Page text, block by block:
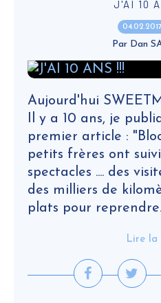
J'AI 10
04.02.2017
Par Dan
Aujourd'hui
Il y a 10 ans, je
premier article :
petits frères ont suivi
spectacles .... des
des milliers de
plats pour
Lire la